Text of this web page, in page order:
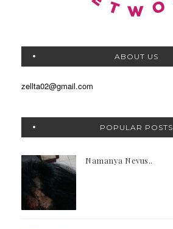
ABOUT US
zellta02@gmail.com
POPULAR POSTS
Namanya Nevus..